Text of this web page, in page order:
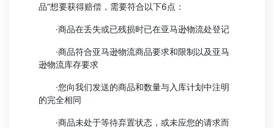
品”想要获得赔偿，需要符合以下6点：
·商品在丢失或已残损时已在亚马逊物流处登记
·商品符合亚马逊物流商品要求和限制以及亚马
逊物流库存要求
·您向我们发送的商品和数量与入库计划中注明
的完全相同
·商品未处于等待弃置状态，或未应您的请求而